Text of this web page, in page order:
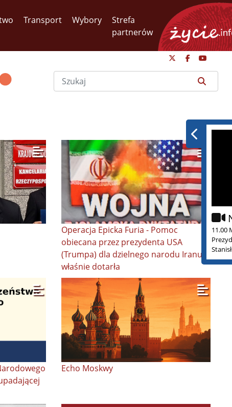
Transport Wybory
Strefa
partnerów
11.00
Operacja Epicka Furia - Pomoc
obiecana przez prezydenta USA
(Trumpa) dla dzielnego narodu Iranu
właśnie dotarła
Echo Moskwy